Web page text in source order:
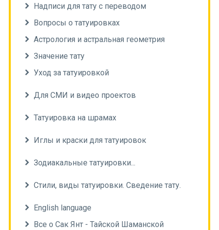
Надписи для тату с переводом
Вопросы о татуировках
Астрология и астральная геометрия
Значение тату
Уход за татуировкой
Для СМИ и видео проектов
Татуировка на шрамах
Иглы и краски для татуировок
Зодиакальные татуировки...
Стили, виды татуировки. Сведение тату.
English language
Все о Сак Янт - Тайской Шаманской